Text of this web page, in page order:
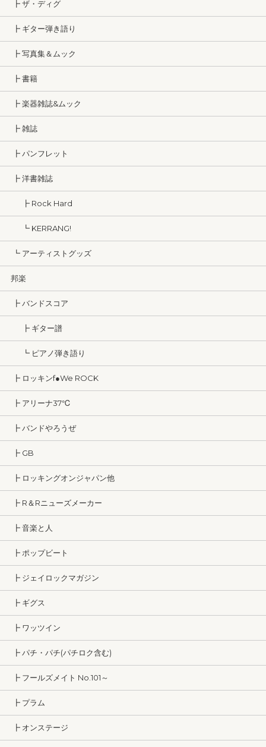
┣ ザ・ディグ
┣ ギター弾き語り
┣ 写真集＆ムック
┣ 書籍
┣ 楽器雑誌&ムック
┣ 雑誌
┣ パンフレット
┣ 洋書雑誌
┣ Rock Hard
┗ KERRANG!
┗ アーティストグッズ
邦楽
┣ バンドスコア
┣ ギター譜
┗ ピアノ弾き語り
┣ ロッキンf●We ROCK
┣ アリーナ37℃
┣ バンドやろうぜ
┣ GB
┣ ロッキングオンジャパン他
┣ R＆Rニューズメーカー
┣ 音楽と人
┣ ポップビート
┣ ジェイロックマガジン
┣ ギグス
┣ ワッツイン
┣ パチ・パチ(パチロク含む)
┣ フールズメイト No.101～
┣ プラム
┣ オンステージ